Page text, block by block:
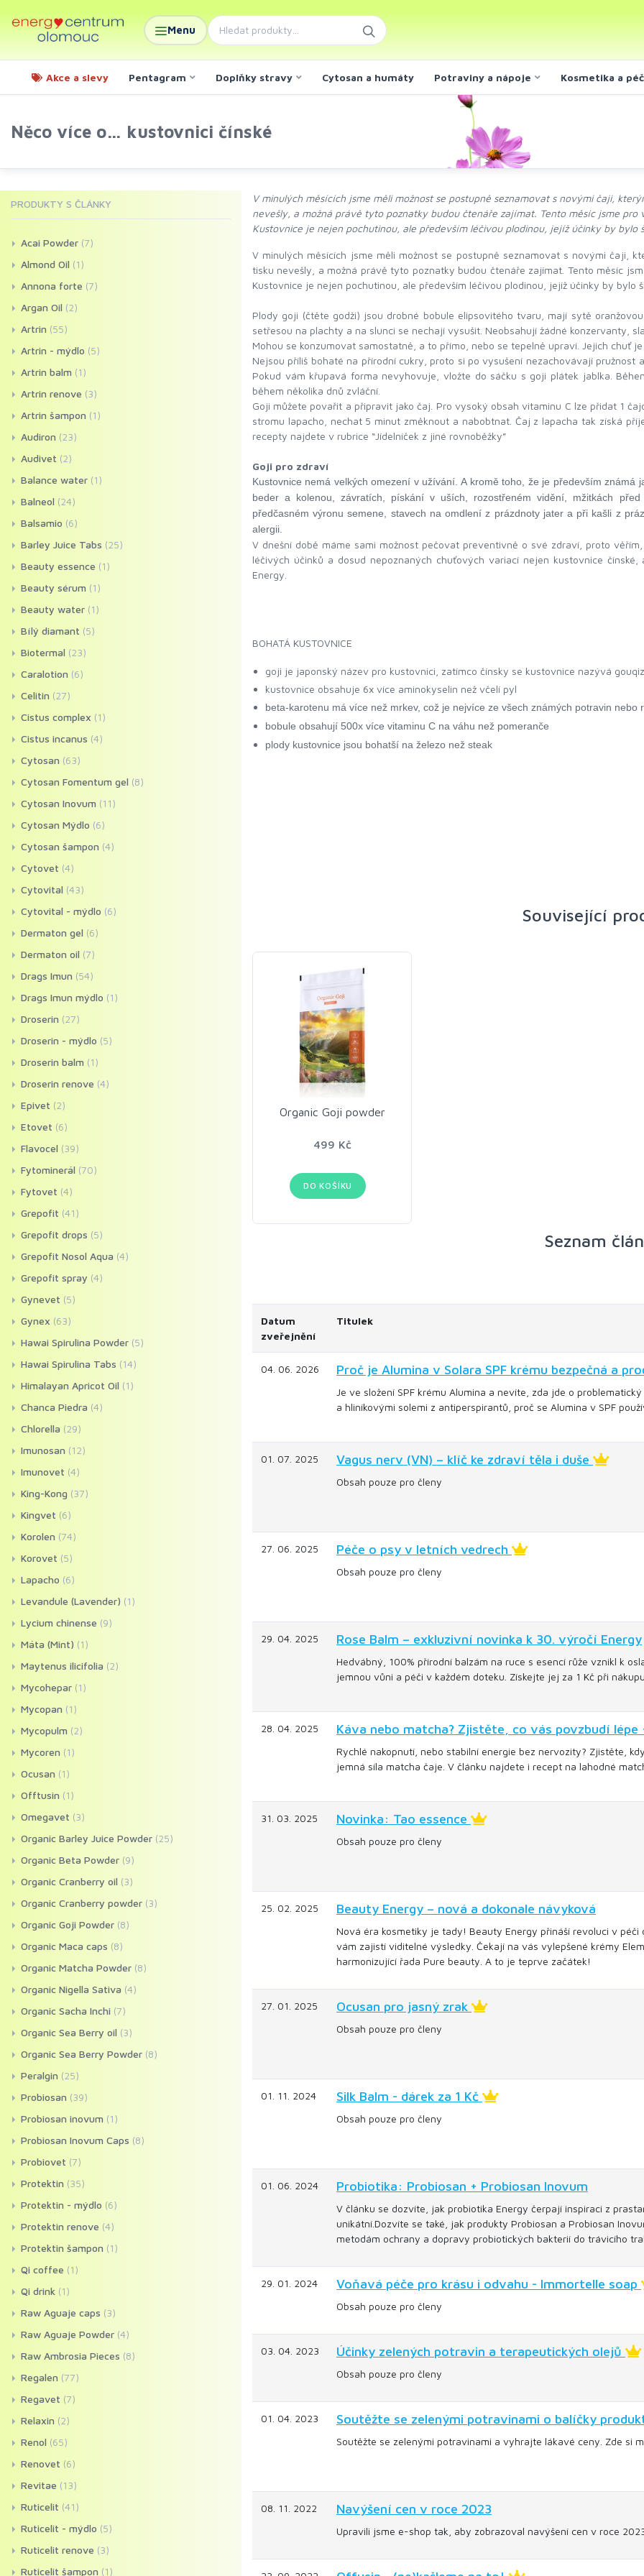
Menu
Akce a slevy Pentagram Doplňky stravy Cytosan a humáty Potraviny a nápoje Kosmetika a
Něco více o… kustovnici čínské
V minulých měsících jsme měli možnost se postupně seznamovat s novými čaji,
nevešly, a možná právě tyto poznatky budou čtenáře zajímat. Tento měsíc jsme
Kustovnice je nejen pochutinou, ale především léčivou plodinou, jejíž účinky by
V minulých měsících jsme měli možnost se postupně seznamovat s novými čaji,
tisku nevešly, a možná právě tyto poznatky budou čtenáře zajímat. Tento měsíc
Kustovnice je nejen pochutinou, ale především léčivou plodinou, jejíž účinky by bylo
Plody goji (čtěte godži) jsou drobné bobule elipsovitého tvaru, mají sytě
setřesou na plachty a na slunci se nechají vysušit. Neobsahují žádné konzervanty,
Mohou se konzumovat samostatně, a to přímo, nebo se tepelně upraví. Jejich chuť
Nejsou příliš bohaté na přírodní cukry, proto si po vysušení nezachovávají pružnost
Pokud vám křupavá forma nevyhovuje, vložte do sáčku s goji plátek jablka.
během několika dnů zvláční.
Goji můžete povařit a připravit jako čaj. Pro vysoký obsah vitaminu C lze přidat 1
stromu lapacho, nechat 5 minut změknout a nabobtnat. Čaj z lapacha tak získá
recepty najdete v rubrice “Jídelníček z jiné rovnoběžky”
Goji pro zdraví
Kustovnice nemá velkých omezení v užívání. A kromě toho, že je především známá
beder a kolenou, závratích, pískání v uších, rozostřeném vidění, mžitkách
předčasném výronu semene, stavech na omdlení z prázdnoty jater a při kašli z
alergii.
V dnešní době máme sami možnost pečovat preventivně o své zdraví, proto
léčivých účinků a dosud nepoznaných chuťových variací nejen kustovnice
Energy.
BOHATÁ KUSTOVNICE
goji je japonský název pro kustovnici, zatímco čínsky se kustovnice nazývá
kustovnice obsahuje 6x více aminokyselin než včelí pyl
beta-karotenu má více než mrkev, což je nejvíce ze všech známých potravin nebo
bobule obsahují 500x více vitaminu C na váhu než pomeranče
plody kustovnice jsou bohatší na železo než steak
Související
Organic Goji powder
499 Kč
DO KOŠÍKU
Seznam
Datum
zveřejnění
Titulek
04. 06. 2026 Proč je Alumina v Solara SPF krému bezpečná a
Je ve složení SPF krému Alumina a nevíte, zda jde o
a hliníkovými solemi z antiperspirantů, proč se Alumina v SPF
01. 07. 2025 Vagus nerv (VN) – klíč ke zdraví těla i duše
Obsah pouze pro členy
27. 06. 2025 Péče o psy v letních vedrech
Obsah pouze pro členy
29. 04. 2025 Rose Balm – exkluzivní novinka k 30. výročí Energy
Hedvábný, 100% přírodní balzám na ruce s esencí růže vznikl k
jemnou vůni a péči v každém doteku. Získejte jej za 1 Kč při
28. 04. 2025 Káva nebo matcha? Zjistěte, co vás povzbudí lépe
Rychlé nakopnutí, nebo stabilní energie bez nervozity? Zjistěte,
jemná síla matcha čaje. V článku najdete i recept na lahodné
31. 03. 2025 Novinka: Tao essence
Obsah pouze pro členy
25. 02. 2025 Beauty Energy – nová a dokonale návyková
Nová éra kosmetiky je tady! Beauty Energy přináší revoluci v
vám zajistí viditelné výsledky. Čekají na vás vylepšené krémy
harmonizující řada Pure beauty. A to je teprve začátek!
27. 01. 2025 Ocusan pro jasný zrak
Obsah pouze pro členy
01. 11. 2024 Silk Balm - dárek za 1 Kč
Obsah pouze pro členy
01. 06. 2024 Probiotika: Probiosan + Probiosan Inovum
V článku se dozvíte, jak probiotika Energy čerpají inspiraci z
unikátní.Dozvíte se také, jak produkty Probiosan a Probiosan
metodám ochrany a dopravy probiotických bakterií do trávicího
29. 01. 2024 Voňavá péče pro krásu i odvahu - Immortelle soap
Obsah pouze pro členy
03. 04. 2023 Účinky zelených potravin a terapeutických olejů
Obsah pouze pro členy
01. 04. 2023 Soutěžte se zelenými potravinami o balíčky
Soutěžte se zelenými potravinami a vyhrajte lákavé ceny. Zde si
08. 11. 2022 Navýšení cen v roce 2023
Upravili jsme e-shop tak, aby zobrazoval navýšení cen v roce
PRODUKTY S ČLÁNKY
Acai Powder (7)
Almond Oil (1)
Annona forte (7)
Argan Oil (2)
Artrin (55)
Artrin - mýdlo (5)
Artrin balm (1)
Artrin renove (3)
Artrin šampon (1)
Audiron (23)
Audivet (2)
Balance water (1)
Balneol (24)
Balsamio (6)
Barley Juice Tabs (25)
Beauty essence (1)
Beauty sérum (1)
Beauty water (1)
Bílý diamant (5)
Biotermal (23)
Caralotion (6)
Celitin (27)
Cistus complex (1)
Cistus incanus (4)
Cytosan (63)
Cytosan Fomentum gel (8)
Cytosan Inovum (11)
Cytosan Mýdlo (6)
Cytosan šampon (4)
Cytovet (4)
Cytovital (43)
Cytovital - mýdlo (6)
Dermaton gel (6)
Dermaton oil (7)
Drags Imun (54)
Drags Imun mýdlo (1)
Droserin (27)
Droserin - mýdlo (5)
Droserin balm (1)
Droserin renove (4)
Epivet (2)
Etovet (6)
Flavocel (39)
Fytominerál (70)
Fytovet (4)
Grepofit (41)
Grepofit drops (5)
Grepofit Nosol Aqua (4)
Grepofit spray (4)
Gynevet (5)
Gynex (63)
Hawai Spirulina Powder (5)
Hawai Spirulina Tabs (14)
Himalayan Apricot Oil (1)
Chanca Piedra (4)
Chlorella (29)
Imunosan (12)
Imunovet (4)
King-Kong (37)
Kingvet (6)
Korolen (74)
Korovet (5)
Lapacho (6)
Levandule (Lavender) (1)
Lycium chinense (9)
Máta (Mint) (1)
Maytenus ilicifolia (2)
Mycohepar (1)
Mycopan (1)
Mycopulm (2)
Mycoren (1)
Ocusan (1)
Offtusin (1)
Omegavet (3)
Organic Barley Juice Powder (25)
Organic Beta Powder (9)
Organic Cranberry oil (3)
Organic Cranberry powder (3)
Organic Goji Powder (8)
Organic Maca caps (8)
Organic Matcha Powder (8)
Organic Nigella Sativa (4)
Organic Sacha Inchi (7)
Organic Sea Berry oil (3)
Organic Sea Berry Powder (8)
Peralgin (25)
Probiosan (39)
Probiosan inovum (1)
Probiosan Inovum Caps (8)
Probiovet (7)
Protektin (35)
Protektin - mýdlo (6)
Protektin renove (4)
Protektin šampon (1)
Qi coffee (1)
Qi drink (1)
Raw Aguaje caps (3)
Raw Aguaje Powder (4)
Raw Ambrosia Pieces (8)
Regalen (77)
Regavet (7)
Relaxin (2)
Renol (65)
Renovet (6)
Revitae (13)
Ruticelit (41)
Ruticelit - mýdlo (5)
Ruticelit renove (3)
Ruticelit šampon (1)